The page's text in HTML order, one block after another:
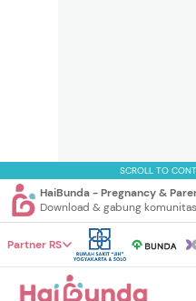
SCROLL TO
HaiBunda - Pregnancy &
Download & gabung
Partner RS